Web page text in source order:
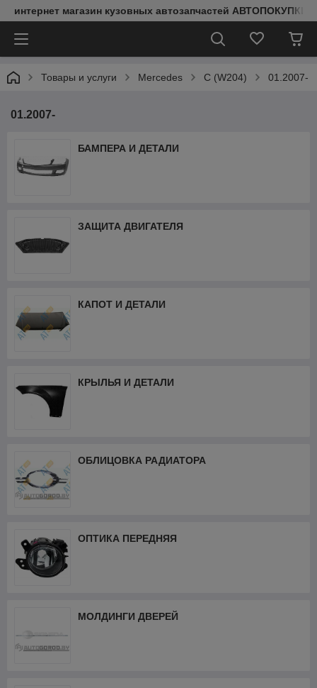
интернет магазин кузовных автозапчастей АВТОПОКУПКИ
Товары и услуги Mercedes C (W204) 01.2007-
01.2007-
БАМПЕРА И ДЕТАЛИ
ЗАЩИТА ДВИГАТЕЛЯ
КАПОТ И ДЕТАЛИ
КРЫЛЬЯ И ДЕТАЛИ
ОБЛИЦОВКА РАДИАТОРА
ОПТИКА ПЕРЕДНЯЯ
МОЛДИНГИ ДВЕРЕЙ